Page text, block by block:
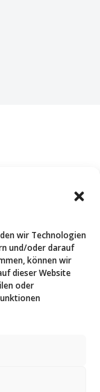
wir Technologien
und/oder darauf
können wir
dieser Website
oder